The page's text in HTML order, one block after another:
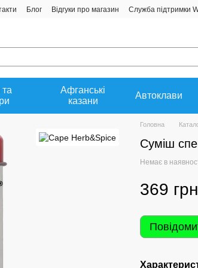
Блог Відгуки про магазин
Служба підтримки
Афганські
казани
Автоклави
Головна
Суміш
Немає в
369 грн